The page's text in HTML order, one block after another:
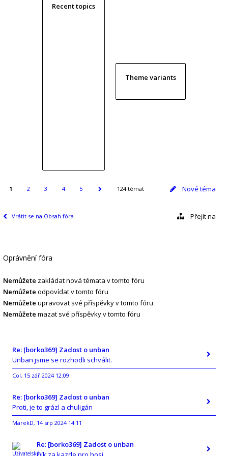
Recent topics
Theme variants
Nové téma
1 2 3 4 5 124 témat
Vrátit se na Obsah fóra Přejít na
Oprávnění fóra
Nemůžete zakládat nová témata v tomto fóru
Nemůžete odpovídat v tomto fóru
Nemůžete upravovat své příspěvky v tomto fóru
Nemůžete mazat své příspěvky v tomto fóru
Re: [borko369] Zadost o unban
Unban jsme se rozhodli schválit.
Col, 15 zář 2024 12:09
Re: [borko369] Zadost o unban
Proti, je to grázl a chuligán
MarekD, 14 srp 2024 14:11
Re: [borko369] Zadost o unban